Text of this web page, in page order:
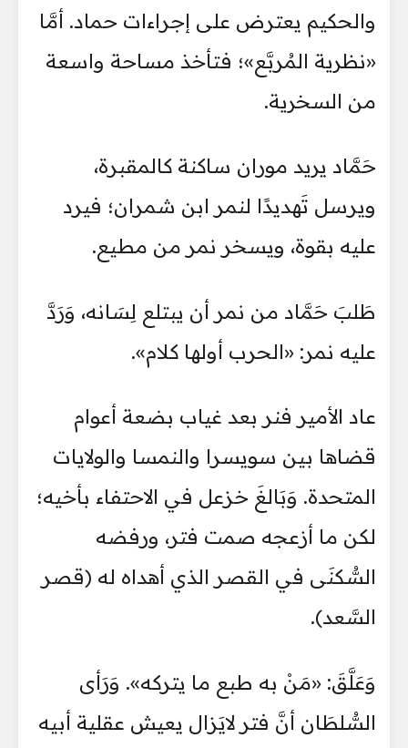
والحكيم يعترض على إجراءات حماد. أمَّا
«نظرية المُربَّع»؛ فتأخذ مساحة واسعة
من السخرية.
حَمَّاد يريد موران ساكنة كالمقبرة،
ويرسل تَهديدًا لنمر ابن شمران؛ فيرد
عليه بقوة، ويسخر نمر من مطيع.
طَلبَ حَمَّاد من نمر أن يبتلع لِسَانه، وَرَدَّ
عليه نمر: «الحرب أولها كلام».
عاد الأمير فنر بعد غياب بضعة أعوام
قضاها بين سويسرا والنمسا والولايات
المتحدة. وَبَالغَ خزعل في الاحتفاء بأخيه؛
لكن ما أزعجه صمت فتر، ورفضه
السُّكنَى في القصر الذي أهداه له (قصر
السَّعد).
وَعَلَّقَ: «مَنْ به طبع ما يتركه». وَرَأى
السُّلطَان أنَّ فتر لايَزال يعيش عقلية أبيه